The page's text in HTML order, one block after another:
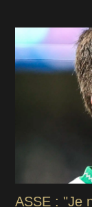
ASSE : "Je